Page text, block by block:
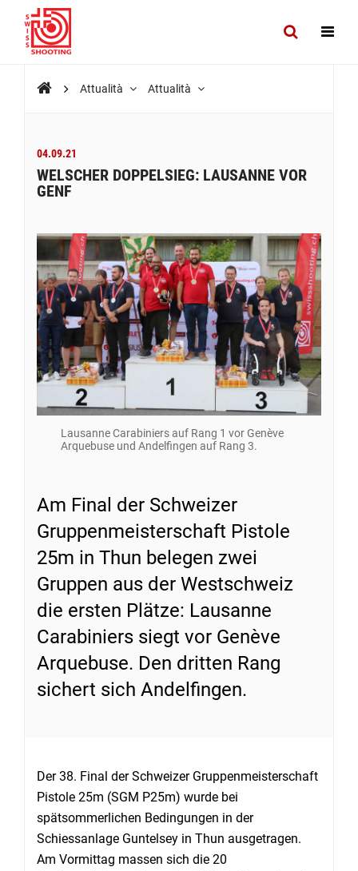
Attualità Attualità
04.09.21
WELSCHER DOPPELSIEG: LAUSANNE VOR
GENF
Lausanne Carabiniers auf Rang 1 vor Genève
Arquebuse und Andelfingen auf Rang 3.
Am Final der Schweizer
Gruppenmeisterschaft Pistole
25m in Thun belegen zwei
Gruppen aus der Westschweiz
die ersten Plätze: Lausanne
Carabiniers siegt vor Genève
Arquebuse. Den dritten Rang
sichert sich Andelfingen.
Der 38. Final der Schweizer Gruppenmeisterschaft
Pistole 25m (SGM P25m) wurde bei
spätsommerlichen Bedingungen in der
Schiessanlage Guntelsey in Thun ausgetragen.
Am Vormittag massen sich die 20